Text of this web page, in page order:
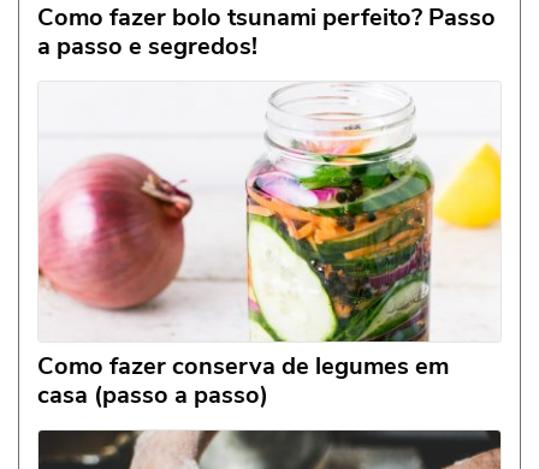
Como fazer bolo tsunami perfeito? Passo
a passo e segredos!
Como fazer conserva de legumes em
casa (passo a passo)